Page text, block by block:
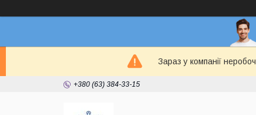
Зараз у компанії
+380 (63) 384-33-15